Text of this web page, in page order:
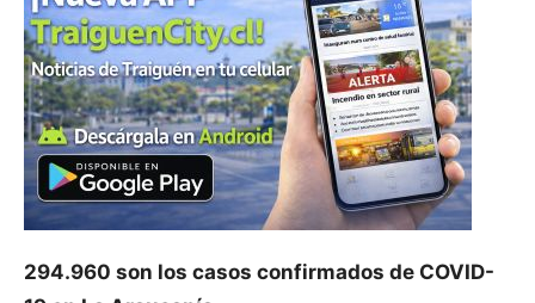
294.960 son los casos confirmados de COVID-